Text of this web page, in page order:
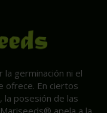
germinación ni el
ofrece. En ciertos
la posesión de las